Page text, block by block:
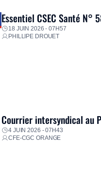
Essentiel CSEC Santé N°
18 JUIN 2026 - 07H57
PHILLIPE DROUET
Courrier intersyndical au
4 JUIN 2026 - 07H43
CFE-CGC ORANGE